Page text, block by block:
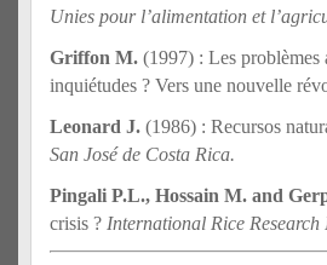
Unies pour l’alimentation et
Griffon M. (1997) : Les problèmes
inquiétudes ? Vers une nouvelle
Leonard J. (1986) : Recursos
San José de Costa Rica.
Pingali P.L., Hossain M. and
crisis ? International Rice